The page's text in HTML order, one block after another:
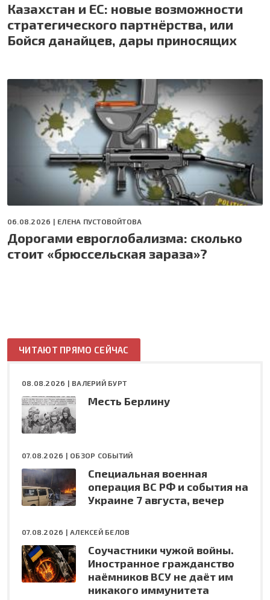
Казахстан и ЕС: новые возможности
стратегического партнёрства, или
Бойся данайцев, дары приносящих
06.08.2026 | ЕЛЕНА ПУСТОВОЙТОВА
Дорогами евроглобализма: сколько
стоит «брюссельская зараза»?
ЧИТАЮТ ПРЯМО СЕЙЧАС
08.08.2026 | ВАЛЕРИЙ БУРТ
Месть Берлину
07.08.2026 | ОБЗОР СОБЫТИЙ
Специальная военная
операция ВС РФ и события на
Украине 7 августа, вечер
07.08.2026 |АЛЕКСЕЙ БЕЛОВ
Соучастники чужой войны.
Иностранное гражданство
наёмников ВСУ не даёт им
никакого иммунитета